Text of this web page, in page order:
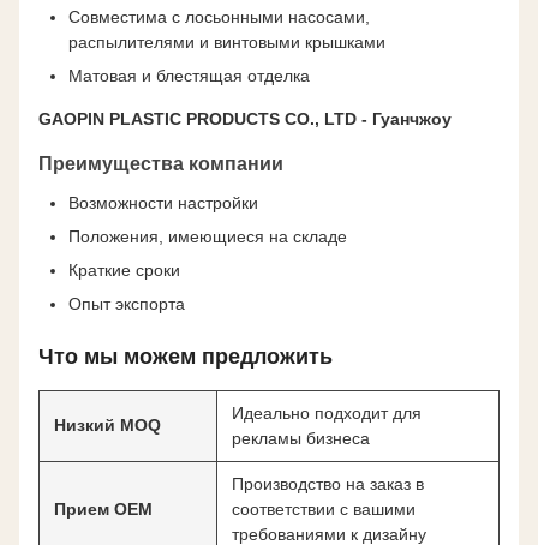
Совместима с лосьонными насосами,
распылителями и винтовыми крышками
Матовая и блестящая отделка
GAOPIN PLASTIC PRODUCTS CO., LTD - Гуанчжоу
Преимущества компании
Возможности настройки
Положения, имеющиеся на складе
Краткие сроки
Опыт экспорта
Что мы можем предложить
Низкий MOQ
Идеально подходит для
рекламы бизнеса
Прием OEM
Производство на заказ в
соответствии с вашими
требованиями к дизайну